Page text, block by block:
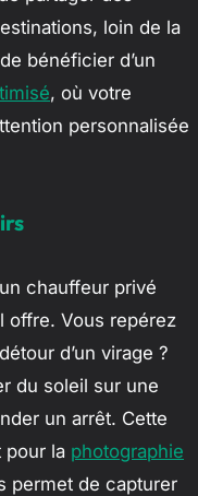
loin de la
bénéficier d’un
, où votre
personnalisée
chauffeur privé
offre. Vous repérez
d’un virage ?
du soleil sur une
un arrêt. Cette
pour la photographie
permet de capturer